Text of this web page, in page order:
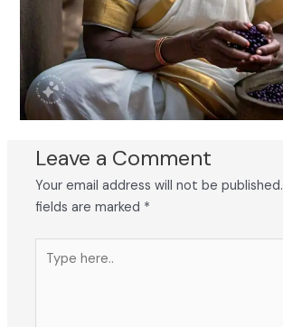
Leave a Comment
Your email address will not be published.
fields are marked *
here..